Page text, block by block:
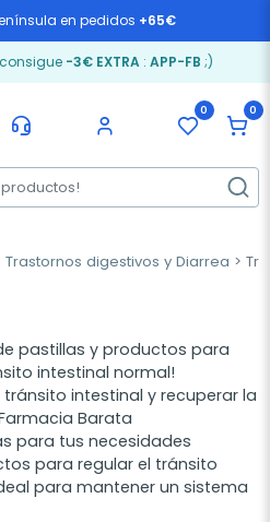
en pedidos +65€
-3€ EXTRA: APP-FB ;)
0 0
Trastornos digestivos y Diarrea
pastillas y productos para
intestinal normal!
intestinal y recuperar la
Barata
para tus necesidades
para regular el tránsito
para mantener un sistema